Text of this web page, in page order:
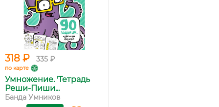
318 ₽ 335 ₽
по карте
Умножение. 'Тетрадь
Реши-Пиши...
Банда Умников